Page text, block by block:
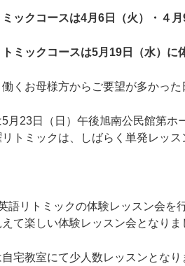
ックコースは4月6日（火）・４月
ミックコースは5月19日（水）に
くお母様方からご要望が多かっ
5月23日（日）午後旭南公民館第
トミックは、しばらく単発レッス
語リトミックの体験レッスン会を
えて楽しい体験レッスン会となり
宅教室にて少人数レッスンとな